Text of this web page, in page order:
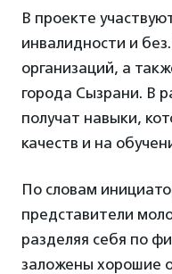
В проекте
инвалидности и
организаций, а
города Сызрани. В
получат навыки,
качеств и на
По словам
представители
разделяя себя по
заложены хорошие